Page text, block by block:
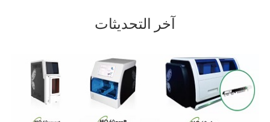
آخر التحديثات